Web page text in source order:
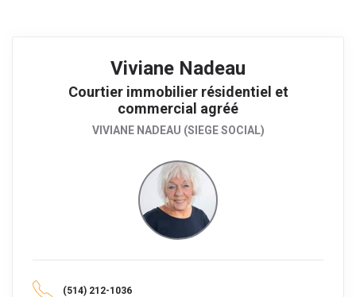
Viviane Nadeau
Courtier immobilier résidentiel et
commercial agréé
VIVIANE NADEAU (SIEGE SOCIAL)
(514) 212-1036